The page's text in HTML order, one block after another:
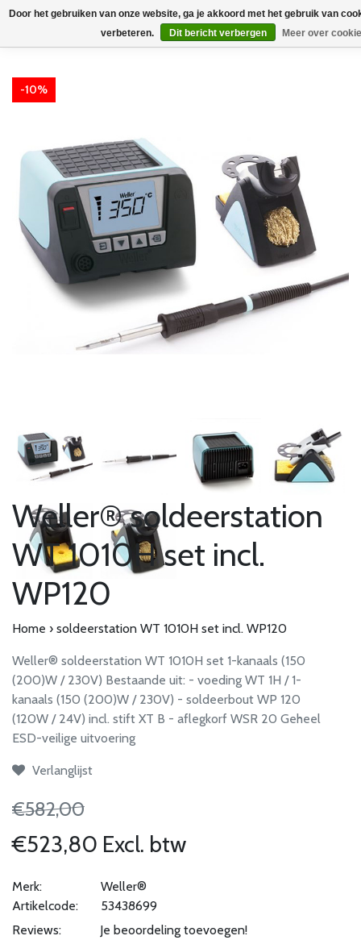
-10%
-10%
-10%
-10%
-10%
-10%
Weller® soldeerstation
WT 1010H set incl.
WP120
Home › soldeerstation WT 1010H set incl. WP120
Weller® soldeerstation WT 1010H set 1-kanaals (150
(200)W / 230V) Bestaande uit: - voeding WT 1H / 1-
kanaals (150 (200)W / 230V) - soldeerbout WP 120
(120W / 24V) incl. stift XT B - aflegkorf WSR 20 Geheel
ESD-veilige uitvoering
Verlanglijst
€582,00
€523,80 Excl. btw
Merk:
Weller®
Artikelcode:
53438699
Reviews:
Je beoordeling toevoegen!
Door het gebruiken van onze website, ga je akkoord met het gebruik van
verbeteren.
Dit bericht verbergen Meer over